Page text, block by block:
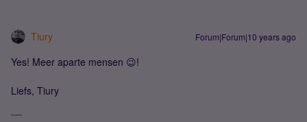
Tiury Forum|Forum|10 years ago
Yes! Meer aparte mensen 😉!
Liefs, Tiury